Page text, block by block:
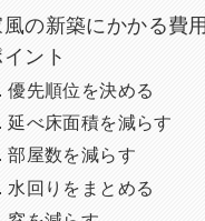
の新築にかかる費
ント
優先順位を決める
延べ床面積を減らす
部屋数を減らす
水回りをまとめる